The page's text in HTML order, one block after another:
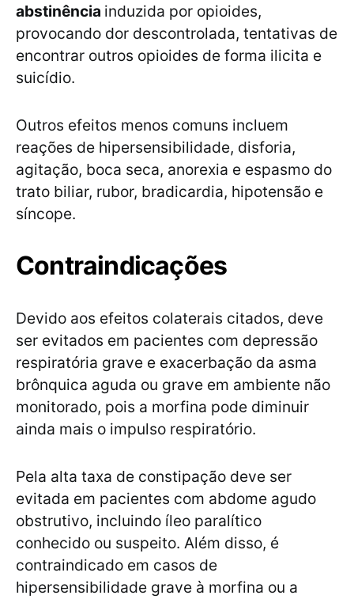
abstinência induzida por opioides,
provocando dor descontrolada, tentativas de
encontrar outros opioides de forma ilicita e
suicídio.
Outros efeitos menos comuns incluem
reações de hipersensibilidade, disforia,
agitação, boca seca, anorexia e espasmo do
trato biliar, rubor, bradicardia, hipotensão e
síncope.
Contraindicações
Devido aos efeitos colaterais citados, deve
ser evitados em pacientes com depressão
respiratória grave e exacerbação da asma
brônquica aguda ou grave em ambiente não
monitorado, pois a morfina pode diminuir
ainda mais o impulso respiratório.
Pela alta taxa de constipação deve ser
evitada em pacientes com abdome agudo
obstrutivo, incluindo íleo paralítico
conhecido ou suspeito. Além disso, é
contraindicado em casos de
hipersensibilidade grave à morfina ou a